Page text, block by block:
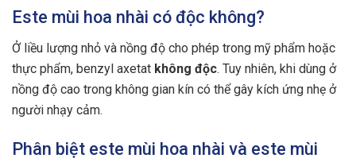
Este mùi hoa nhài có độc không?
Ở liều lượng nhỏ và nồng độ cho phép trong mỹ phẩm hoặc
thực phẩm, benzyl axetat không độc. Tuy nhiên, khi dùng ở
nồng độ cao trong không gian kín có thể gây kích ứng nhẹ ở
người nhạy cảm.
Phân biệt este mùi hoa nhài và este mùi